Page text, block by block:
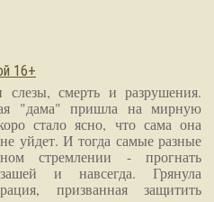
16+
смерть и разрушения.
"дама" пришла на мирную
стало ясно, что сама она
уйдет. И тогда самые разные
стремлении - прогнать
и навсегда. Грянула
призванная защитить